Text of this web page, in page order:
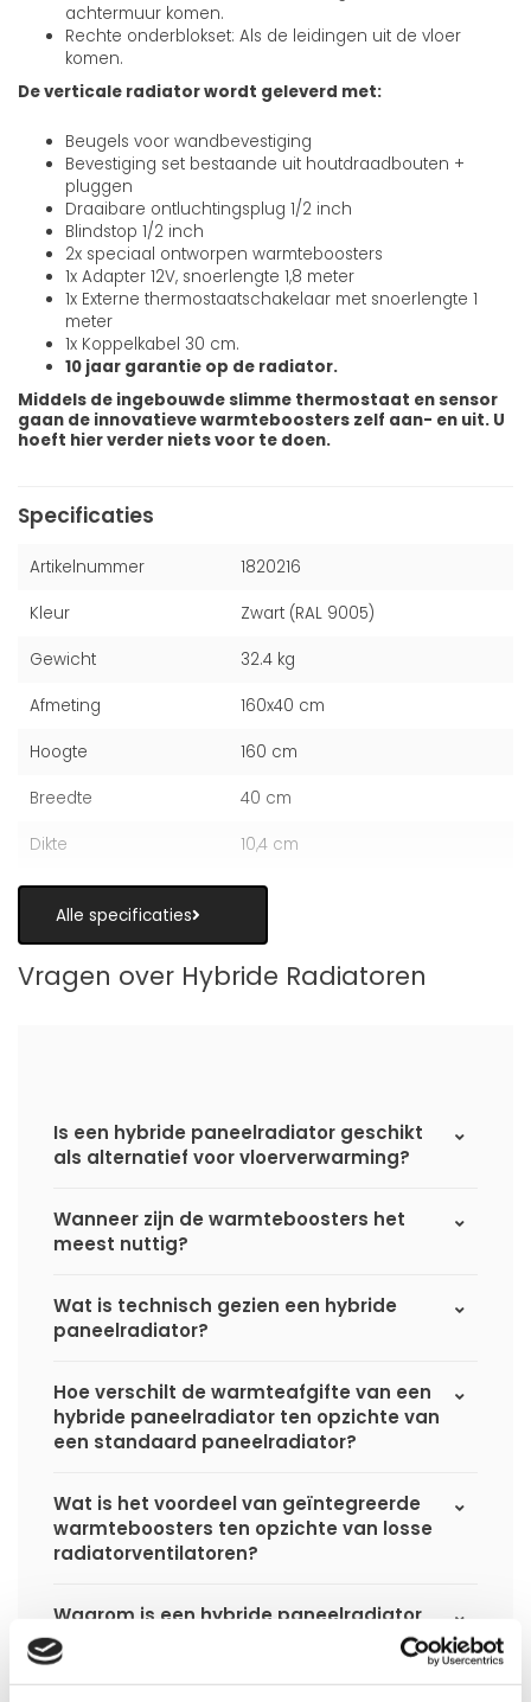
achtermuur komen.
Rechte onderblokset: Als de leidingen uit de vloer
komen.
De verticale radiator wordt geleverd met:
Beugels voor wandbevestiging
Bevestiging set bestaande uit houtdraadbouten +
pluggen
Draaibare ontluchtingsplug 1/2 inch
Blindstop 1/2 inch
2x speciaal ontworpen warmteboosters
1x Adapter 12V, snoerlengte 1,8 meter
1x Externe thermostaatschakelaar met snoerlengte 1
meter
1x Koppelkabel 30 cm.
10 jaar garantie op de radiator.
Middels de ingebouwde slimme thermostaat en sensor
gaan de innovatieve warmteboosters zelf aan- en uit. U
hoeft hier verder niets voor te doen.
Specificaties
Artikelnummer 1820216
Kleur Zwart (RAL 9005)
Gewicht 32.4 kg
Afmeting 160x40 cm
Hoogte 160 cm
Breedte 40 cm
Dikte 10,4 cm
Alle specificaties
Vragen over Hybride Radiatoren
Is een hybride paneelradiator geschikt
als alternatief voor vloerverwarming?
Wanneer zijn de warmteboosters het
meest nuttig?
Wat is technisch gezien een hybride
paneelradiator?
Hoe verschilt de warmteafgifte van een
hybride paneelradiator ten opzichte van
een standaard paneelradiator?
Wat is het voordeel van geïntegreerde
warmteboosters ten opzichte van losse
radiatorventilatoren?
Waarom is een hybride paneelradiator
technisch geen convector?